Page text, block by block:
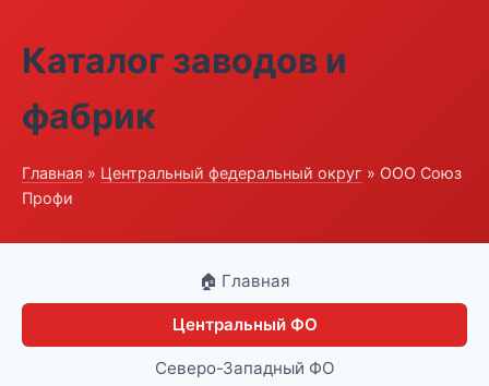
Каталог заводов и
фабрик
Главная » Центральный федеральный округ » ООО Союз
Профи
🏠 Главная
Центральный ФО
Северо-Западный ФО